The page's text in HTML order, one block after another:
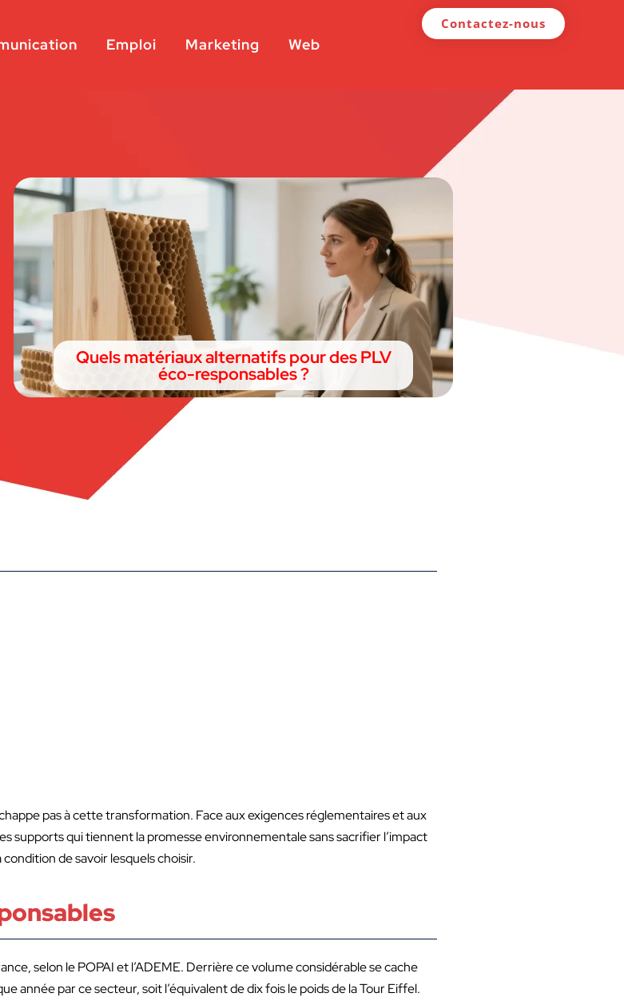
Emploi Marketing Web
Contactez-nous
Quels matériaux alternatifs pour des PLV
éco-responsables ?
pas à cette transformation. Face aux exigences réglementaires et aux
qui tiennent la promesse environnementale sans sacrifier l’impact
de savoir lesquels choisir.
selon le POPAI et l’ADEME. Derrière ce volume considérable se cache
année par ce secteur, soit l’équivalent de dix fois le poids de la Tour Eiffel.